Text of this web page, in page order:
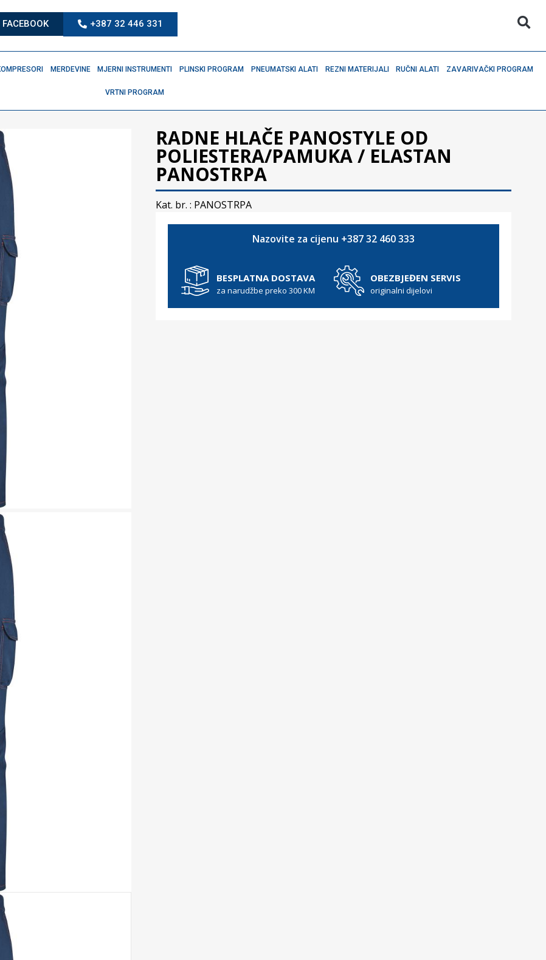
FACEBOOK +387 32 446 331
MERDEVINE MJERNI INSTRUMENTI PLINSKI PROGRAM PNEUMATSKI ALATI REZNI MATERIJALI RUČNI ALATI ZAVARIVAČKI PROGRAM
VRTNI PROGRAM
RADNE HLAČE PANOSTYLE OD
POLIESTERA/PAMUKA / ELASTAN
PANOSTRPA
Kat. br. : PANOSTRPA
Nazovite za cijenu +387 32 460 333
BESPLATNA DOSTAVA
za narudžbe preko 300 KM
OBEZBJEĐEN SERVIS
originalni dijelovi